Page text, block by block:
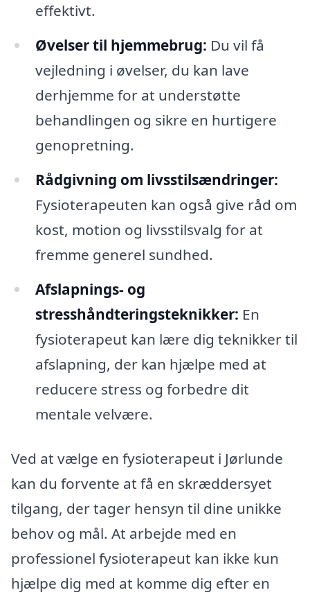
effektivt.
Øvelser til hjemmebrug: Du vil få
vejledning i øvelser, du kan lave
derhjemme for at understøtte
behandlingen og sikre en hurtigere
genopretning.
Rådgivning om livsstilsændringer:
Fysioterapeuten kan også give råd om
kost, motion og livsstilsvalg for at
fremme generel sundhed.
Afslapnings- og
stresshåndteringsteknikker: En
fysioterapeut kan lære dig teknikker til
afslapning, der kan hjælpe med at
reducere stress og forbedre dit
mentale velvære.
Ved at vælge en fysioterapeut i Jørlunde
kan du forvente at få en skræddersyet
tilgang, der tager hensyn til dine unikke
behov og mål. At arbejde med en
professionel fysioterapeut kan ikke kun
hjælpe dig med at komme dig efter en